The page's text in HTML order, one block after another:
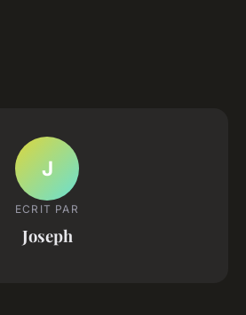
J
ECRIT PAR
Joseph